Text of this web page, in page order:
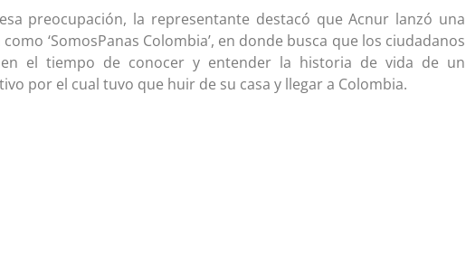
preocupación, la representante destacó que Acnur lanzó una
‘SomosPanas Colombia’, en donde busca que los ciudadanos
el tiempo de conocer y entender la historia de vida de un
por el cual tuvo que huir de su casa y llegar a Colombia.